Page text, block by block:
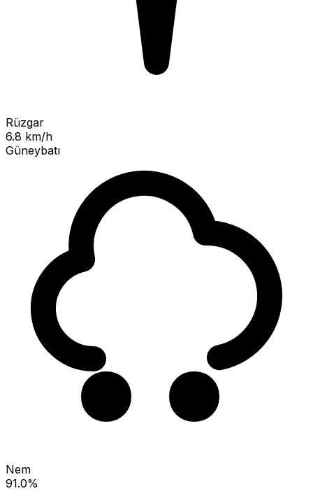
Rüzgar
6.8 km/h
Güneybatı
Nem
91.0%